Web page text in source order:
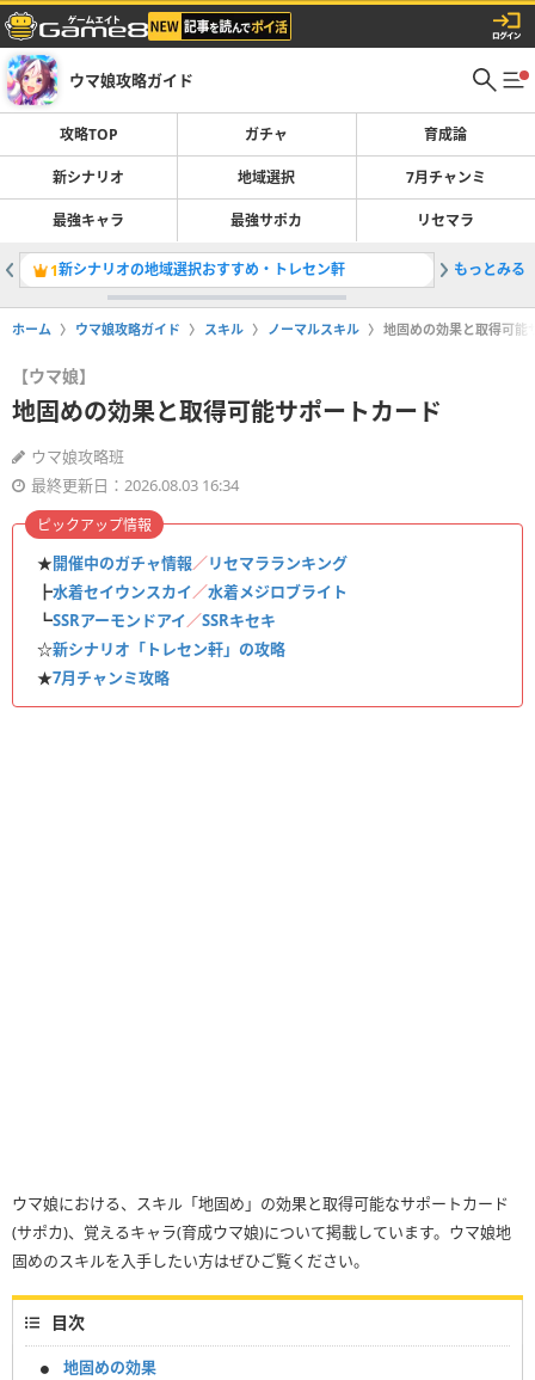
ウマ娘攻略ガイド
攻略TOP ガチャ 育成論
新シナリオ 地域選択 7月チャンミ
最強キャラ 最強サポカ リセマラ
1新シナリオの地域選択おすすめ・トレセン軒 2ラーメ
もっとみる
ホーム ウマ娘攻略ガイド スキル ノーマルスキル 地固めの効果と取得可能
【ウマ娘】
地固めの効果と取得可能サポートカード
ウマ娘攻略班
最終更新日：2026.08.03 16:34
★開催中のガチャ情報／リセマラランキング
┣水着セイウンスカイ／水着メジロブライト
┗SSRアーモンドアイ／SSRキセキ
☆新シナリオ「トレセン軒」の攻略
★7月チャンミ攻略
ピックアップ情報
ウマ娘における、スキル「地固め」の効果と取得可能なサポートカード
(サポカ)、覚えるキャラ(育成ウマ娘)について掲載しています。ウマ娘地
固めのスキルを入手したい方はぜひご覧ください。
目次
地固めの効果